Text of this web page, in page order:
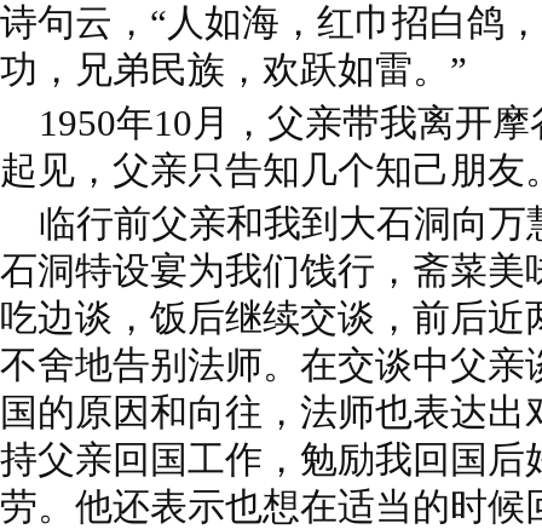
诗句云，“人如海，红巾招白鸽
功，兄弟民族，欢跃如雷。”
1950年10月，父亲带我离开
起见，父亲只告知几个知己朋友
临行前父亲和我到大石洞向万
石洞特设宴为我们饯行，斋菜美
吃边谈，饭后继续交谈，前后
不舍地告别法师。在交谈中父亲
国的原因和向往，法师也表达
持父亲回国工作，勉励我回国后
劳。他还表示也想在适当的时候